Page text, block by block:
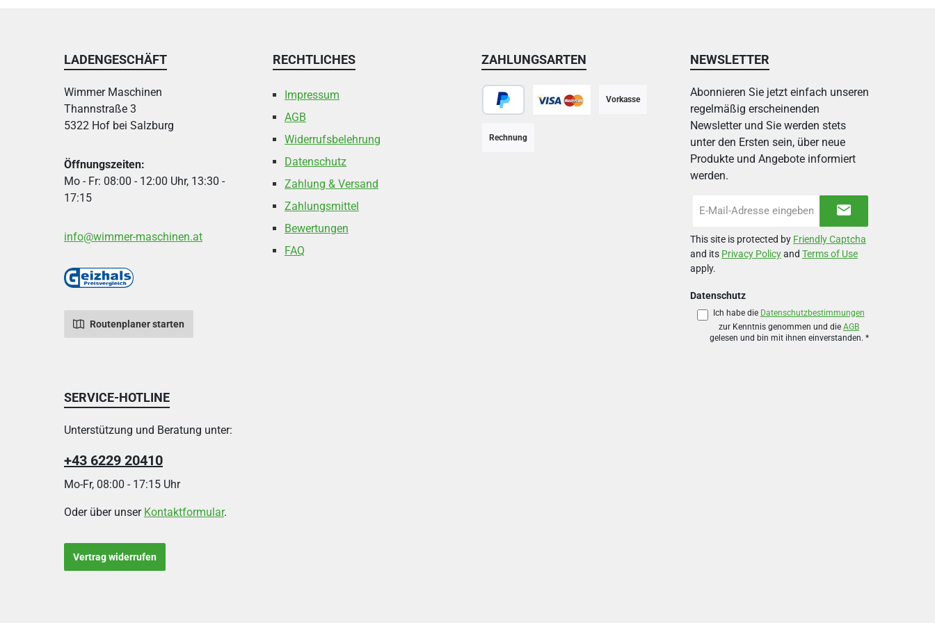
LADENGESCHÄFT
Wimmer Maschinen
Thannstraße 3
5322 Hof bei Salzburg
Öffnungszeiten:
Mo - Fr: 08:00 - 12:00 Uhr, 13:30 -
17:15
info@wimmer-maschinen.at
Routenplaner starten
RECHTLICHES
Impressum
AGB
Widerrufsbelehrung
Datenschutz
Zahlung & Versand
Zahlungsmittel
Bewertungen
FAQ
ZAHLUNGSARTEN
Vorkasse
Rechnung
NEWSLETTER
Abonnieren Sie jetzt einfach unseren
regelmäßig erscheinenden
Newsletter und Sie werden stets
unter den Ersten sein, über neue
Produkte und Angebote informiert
werden.
Mail-
*
This site is protected by Friendly Captcha
and its Privacy Policyand Terms of Use
apply.
Datenschutz
Ich habe die Datenschutzbestimmungen
zur Kenntnis genommen und die AGB
gelesen und bin mit ihnen einverstanden. *
SERVICE-HOTLINE
Unterstützung und Beratung unter:
+43 6229 20410
Mo-Fr, 08:00 - 17:15 Uhr
Oder über unser Kontaktformular.
Vertrag widerrufen